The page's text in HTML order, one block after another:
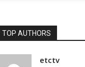
TOP AUTHORS
etctv